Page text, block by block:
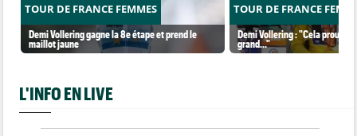
TOUR DE FRANCE FEMMES
Demi Vollering gagne la 8e étape et prend le
maillot jaune
TOUR DE FRANCE
Demi Vollering : "Cela prouve
grand..."
L'INFO EN LIVE